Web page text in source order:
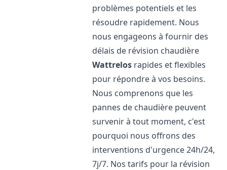
problèmes potentiels et les
résoudre rapidement. Nous
nous engageons à fournir des
délais de révision chaudière
Wattrelos rapides et flexibles
pour répondre à vos besoins.
Nous comprenons que les
pannes de chaudière peuvent
survenir à tout moment, c'est
pourquoi nous offrons des
interventions d'urgence 24h/24,
7j/7. Nos tarifs pour la révision